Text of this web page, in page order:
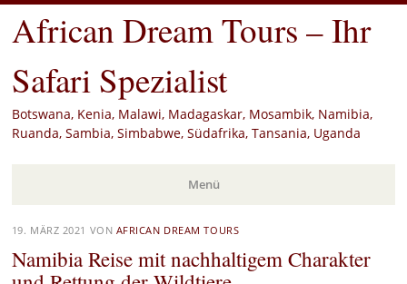
African Dream Tours – Ihr
Safari Spezialist
Botswana, Kenia, Malawi, Madagaskar, Mosambik, Namibia,
Ruanda, Sambia, Simbabwe, Südafrika, Tansania, Uganda
Menü
Zum
Inhalt
springen
19. MÄRZ 2021 VON AFRICAN DREAM TOURS
Namibia Reise mit nachhaltigem Charakter